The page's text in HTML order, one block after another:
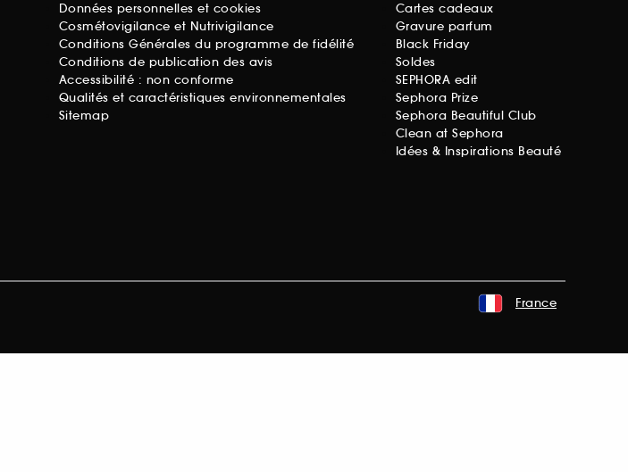
Données personnelles et cookies
Cosmétovigilance et Nutrivigilance
Conditions Générales du programme de fidélité
Conditions de publication des avis
Accessibilité : non conforme
Qualités et caractéristiques environnementales
Sitemap
Cartes cadeaux
Gravure parfum
Black Friday
Soldes
SEPHORA edit
Sephora Prize
Sephora Beautiful Club
Clean at Sephora
Idées & Inspirations Beauté
France